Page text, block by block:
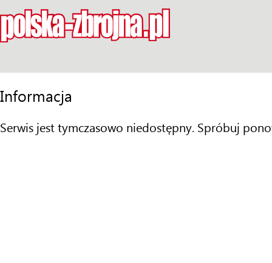
Informacja
Serwis jest tymczasowo niedostępny. Spróbuj